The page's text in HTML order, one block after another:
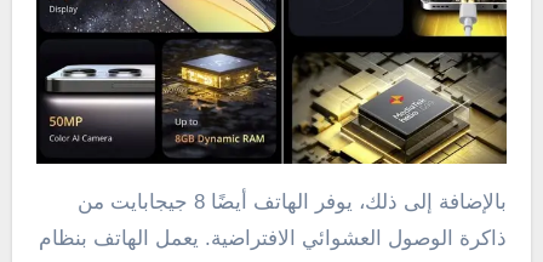
بالإضافة إلى ذلك، يوفر الهاتف أيضًا 8 جيجابايت من
ذاكرة الوصول العشوائي الافتراضية. يعمل الهاتف بنظام